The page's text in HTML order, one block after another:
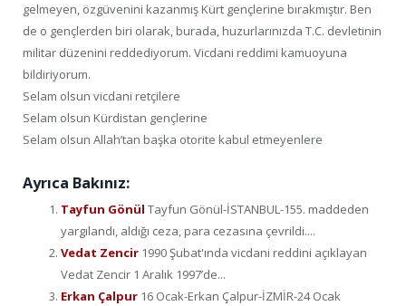
gelmeyen, özgüvenini kazanmış Kürt gençlerine bırakmıştır. Ben
de o gençlerden biri olarak, burada, huzurlarınızda T.C. devletinin
militar düzenini reddediyorum. Vicdani reddimi kamuoyuna
bildiriyorum.
Selam olsun vicdani retçilere
Selam olsun Kürdistan gençlerine
Selam olsun Allah’tan başka otorite kabul etmeyenlere
Ayrıca Bakınız:
Tayfun Gönül Tayfun Gönül-İSTANBUL-155. maddeden
yargılandı, aldığı ceza, para cezasına çevrildi....
Vedat Zencir 1990 Şubat'ında vicdani reddini açıklayan
Vedat Zencir 1 Aralık 1997’de...
Erkan Çalpur 16 Ocak-Erkan Çalpur-İZMİR-24 Ocak